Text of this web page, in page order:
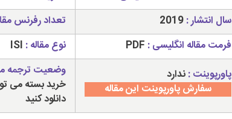
سال انتشار :2019 تعداد رفرنس
فرمت مقاله انگلیسی : PDF نوع مقاله : ISI
پاورپوینت :ندارد
سفارش پاورپوینت این مقاله
وضعیت ترجمه
خرید بسته می
دانلود کنید